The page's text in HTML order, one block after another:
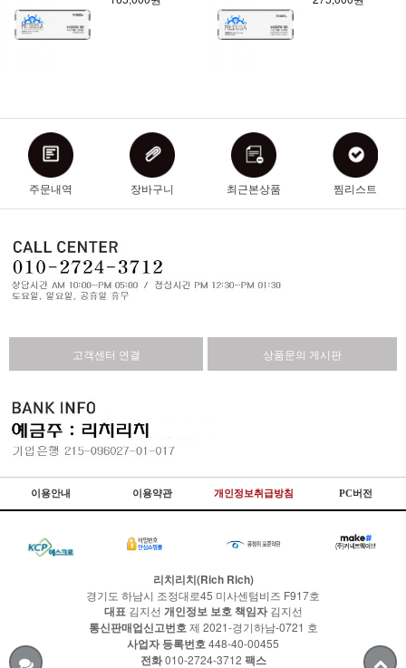
주문내역 장바구니 최근본상품 찜리스트
고객센터 연결 상품문의 게시판
이용안내 이용약관 개인정보취급방침 PC버전
리치리치(Rich Rich)
경기도 하남시 조정대로45 미사센텀비즈 F917호
대표 김지선 개인정보 보호 책임자김지선
통신판매업신고번호 제 2021-경기하남-0721 호
사업자 등록번호448-40-00455
전화010-2724-3712 팩스